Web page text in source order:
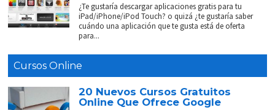
¿Te gustaría descargar aplicaciones gratis para tu
iPad/iPhone/iPod Touch? o quizá ¿te gustaría saber
cuándo una aplicación que te gusta está de oferta
para...
Cursos Online
20 Nuevos Cursos Gratuitos
Online Que Ofrece Google